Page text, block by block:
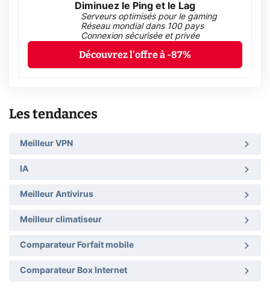
Diminuez le Ping et le Lag
Serveurs optimisés pour le gaming
Réseau mondial dans 100 pays
Connexion sécurisée et privée
Découvrez l'offre à -87%
Les tendances
Meilleur VPN
IA
Meilleur Antivirus
Meilleur climatiseur
Comparateur Forfait mobile
Comparateur Box Internet